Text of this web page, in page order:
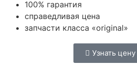
100% гарантия
справедливая цена
запчасти класса «original»
Узнать цену